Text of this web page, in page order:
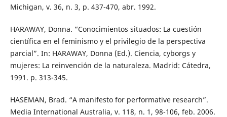
Michigan, v. 36, n. 3, p. 437-470, abr. 1992.
HARAWAY, Donna. “Conocimientos situados: La cuestión
científica en el feminismo y el privilegio de la perspectiva
parcial”. In: HARAWAY, Donna (Ed.). Ciencia, cyborgs y
mujeres: La reinvención de la naturaleza. Madrid: Cátedra,
1991. p. 313-345.
HASEMAN, Brad. “A manifesto for performative research”.
Media International Australia, v. 118, n. 1, 98-106, feb. 2006.